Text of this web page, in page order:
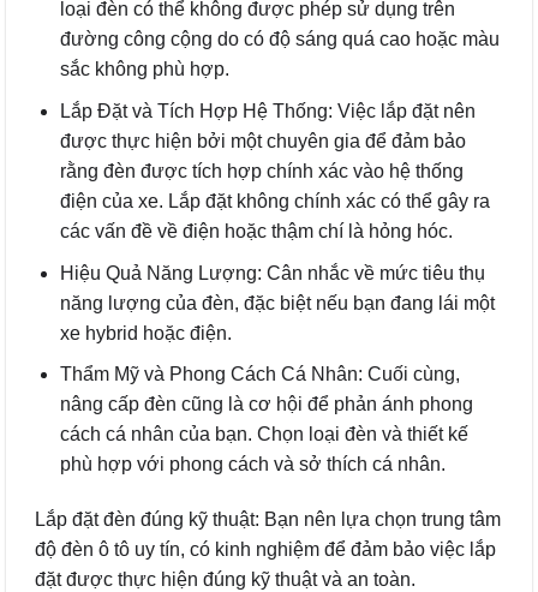
loại đèn có thể không được phép sử dụng trên
đường công cộng do có độ sáng quá cao hoặc màu
sắc không phù hợp.
Lắp Đặt và Tích Hợp Hệ Thống: Việc lắp đặt nên
được thực hiện bởi một chuyên gia để đảm bảo
rằng đèn được tích hợp chính xác vào hệ thống
điện của xe. Lắp đặt không chính xác có thể gây ra
các vấn đề về điện hoặc thậm chí là hỏng hóc.
Hiệu Quả Năng Lượng: Cân nhắc về mức tiêu thụ
năng lượng của đèn, đặc biệt nếu bạn đang lái một
xe hybrid hoặc điện.
Thẩm Mỹ và Phong Cách Cá Nhân: Cuối cùng,
nâng cấp đèn cũng là cơ hội để phản ánh phong
cách cá nhân của bạn. Chọn loại đèn và thiết kế
phù hợp với phong cách và sở thích cá nhân.
Lắp đặt đèn đúng kỹ thuật: Bạn nên lựa chọn trung tâm
độ đèn ô tô uy tín, có kinh nghiệm để đảm bảo việc lắp
đặt được thực hiện đúng kỹ thuật và an toàn.